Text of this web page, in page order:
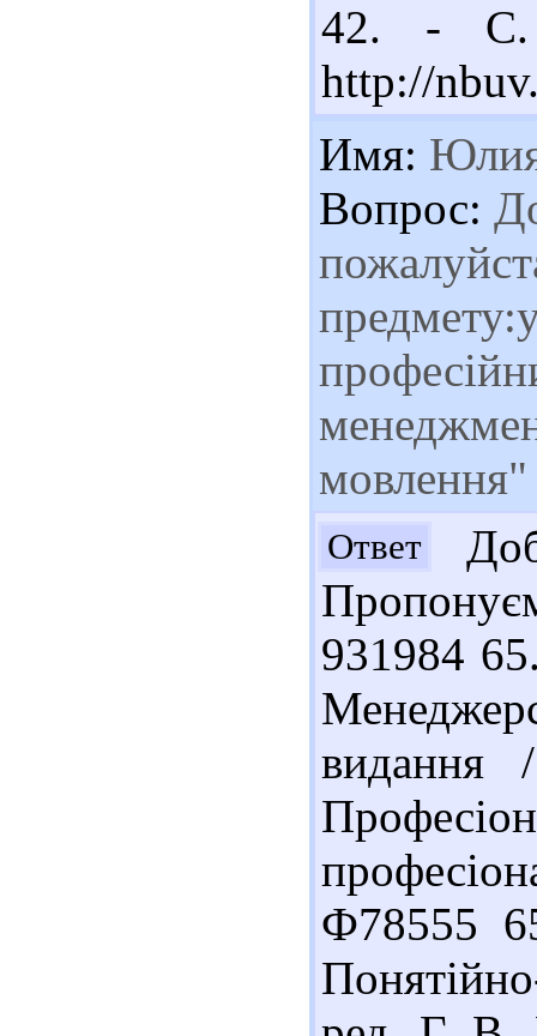
42. - С.
http://
Имя:
Вопрос:
мовлення"
Ответ
931984
Ф78555